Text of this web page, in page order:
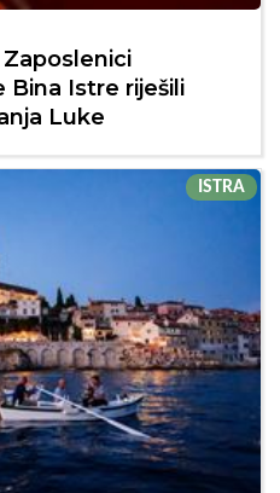
Istre riješili
Luke
ISTRA